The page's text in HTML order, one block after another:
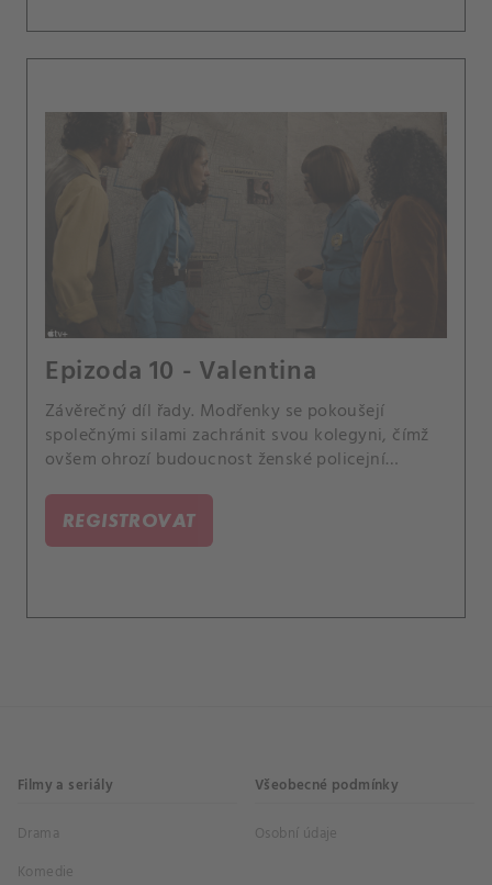
Epizoda 10 - Valentina
Závěrečný díl řady. Modřenky se pokoušejí
společnými silami zachránit svou kolegyni, čímž
ovšem ohrozí budoucnost ženské policejní
REGISTROVAT
Filmy a seriály
Drama
Komedie
Všeobecné podmínky
Osobní údaje